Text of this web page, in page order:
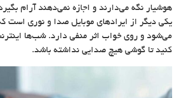
هوشیار نگه می‌دارند و اجازه نمی‌دهند آرام
یکی دیگر از ایرادهای موبایل صدا و نوری است که
می‌شود و روی خواب اثر منفی دارد. شب‌ها
کنید تا گوشی هیچ صدایی نداشته باشد.